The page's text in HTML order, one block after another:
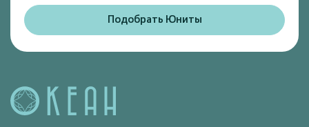
Подобрать Юниты